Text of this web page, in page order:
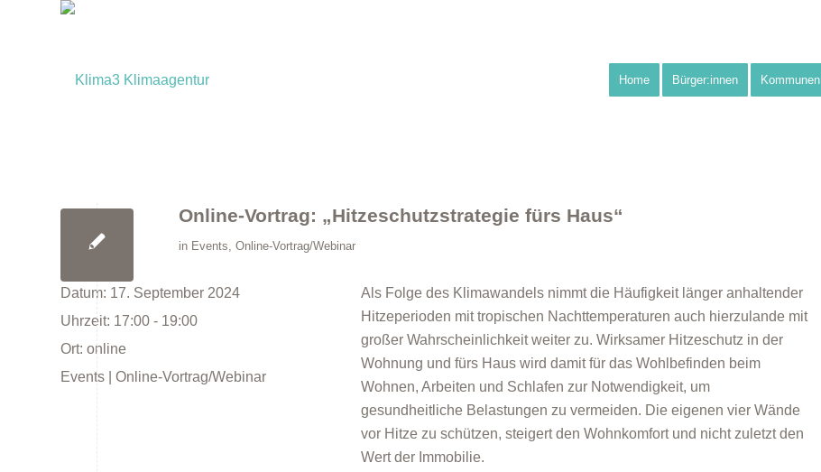
Home Bürger:innen Kommunen
Online-Vortrag: „Hitzeschutzstrategie fürs Haus“
in Events, Online-Vortrag/Webinar
Datum: 17. September 2024
Uhrzeit: 17:00 - 19:00
Ort: online
Events | Online-Vortrag/Webinar
Als Folge des Klimawandels nimmt die Häufigkeit länger anhaltender
Hitzeperioden mit tropischen Nachttemperaturen auch hierzulande mit
großer Wahrscheinlichkeit weiter zu. Wirksamer Hitzeschutz in der
Wohnung und fürs Haus wird damit für das Wohlbefinden beim
Wohnen, Arbeiten und Schlafen zur Notwendigkeit, um
gesundheitliche Belastungen zu vermeiden. Die eigenen vier Wände
vor Hitze zu schützen, steigert den Wohnkomfort und nicht zuletzt den
Wert der Immobilie.